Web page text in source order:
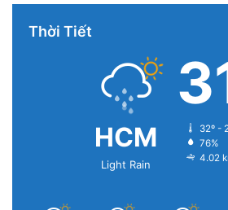
Thời Tiết
HCM
Light Rain
32º -
76%
4.02